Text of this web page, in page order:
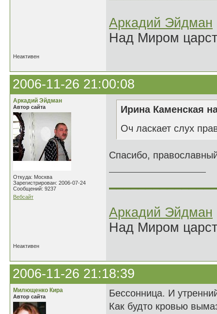
Аркадий Эйдман
Над Миром
Неактивен
2006-11-26 21:00:08
Аркадий Эйдман
Автор сайта
Откуда: Москва
Зарегистрирован: 2006-07-24
Сообщений: 9237
Вебсайт
Ирина Каменская
Оч ласкает слух
Спасибо,
Аркадий Эйдман
Над Миром
Неактивен
2006-11-26 21:18:39
Милющенко Кира
Автор сайта
Бессонница. И
Как будто кровью